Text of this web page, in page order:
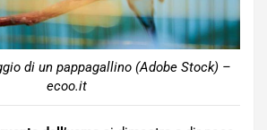
di un pappagallino (Adobe Stock) –
ecoo.it